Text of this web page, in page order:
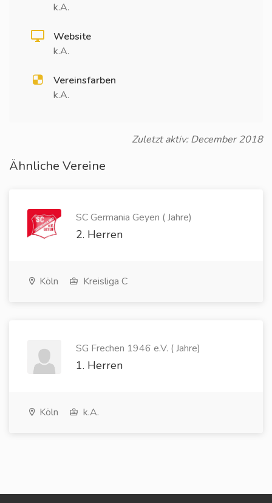
k.A.
Website
k.A.
Vereinsfarben
k.A.
Zuletzt aktiv: December 2018
Ähnliche Vereine
SC Germania Geyen ( Jahre)
2. Herren
Köln Kreisliga C
SG Frechen 1946 e.V. ( Jahre)
1. Herren
Köln k.A.